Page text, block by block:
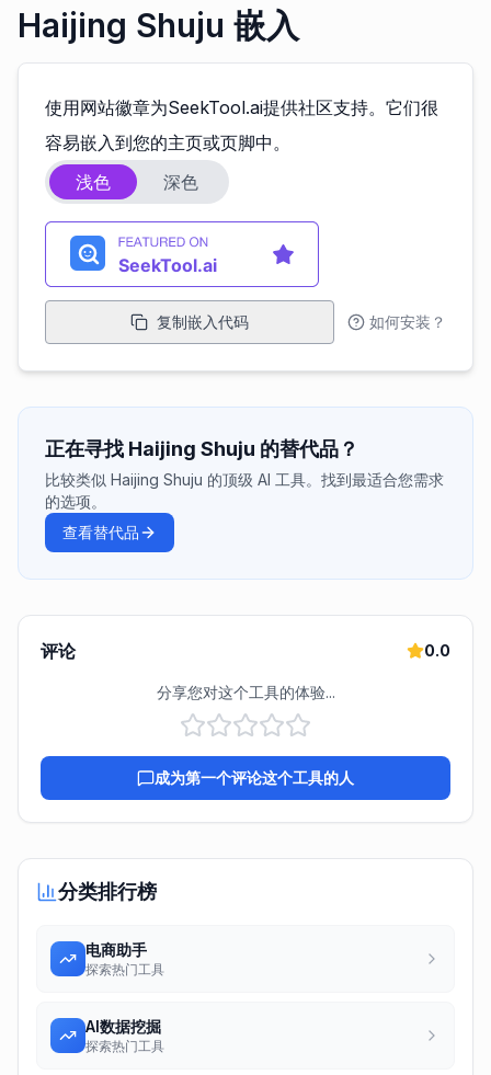
Haijing Shuju 嵌入
使用网站徽章为SeekTool.ai提供社区支持。它们很
容易嵌入到您的主页或页脚中。
浅色
深色
复制嵌入代码 如何安装？
正在寻找 Haijing Shuju 的替代品？
比较类似 Haijing Shuju 的顶级 AI 工具。找到最适合您需求
的选项。
查看替代品
评论 0.0
分享您对这个工具的体验...
成为第一个评论这个工具的人
分类排行榜
电商助手
探索热门工具
AI数据挖掘
探索热门工具